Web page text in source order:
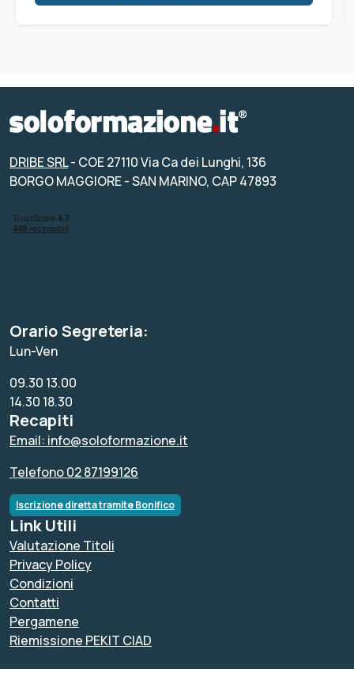
DRIBE SRL- COE 27110 Via Ca dei Lunghi, 136
BORGO MAGGIORE - SAN MARINO, CAP 47893
Orario Segreteria:
Lun-Ven
09.30 13.00
14.30 18.30
Recapiti
Email: info@soloformazione.it
Telefono 02 87199126
Iscrizione diretta tramite Bonifico
Link Utili
Valutazione Titoli
Privacy Policy
Condizioni
Contatti
Pergamene
Riemissione PEKIT CIAD